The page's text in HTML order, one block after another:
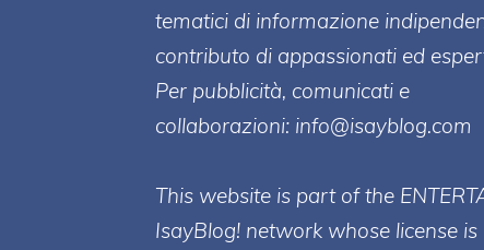
tematici di informazione
contributo di appassionati ed
Per pubblicità, comunicati e
collaborazioni: info@isayblog.com
This website is part of the
IsayBlog! network whose license